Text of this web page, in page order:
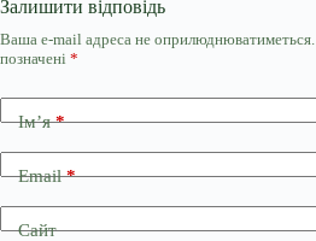
Залишити відповідь
Ваша e-mail адреса не оприлюднюватиметься.
позначені *
Ім’я*
Email*
Сайт